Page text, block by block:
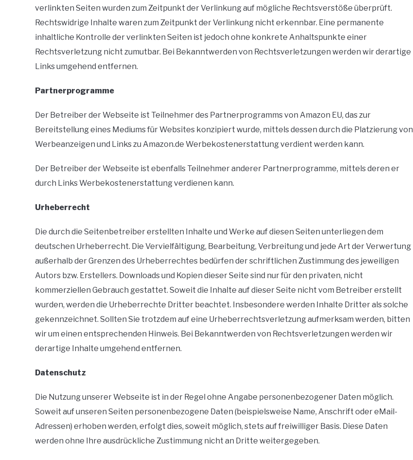
verlinkten Seiten wurden zum Zeitpunkt der Verlinkung auf mögliche Rechtsverstöße überprüft.
Rechtswidrige Inhalte waren zum Zeitpunkt der Verlinkung nicht erkennbar. Eine permanente
inhaltliche Kontrolle der verlinkten Seiten ist jedoch ohne konkrete Anhaltspunkte einer
Rechtsverletzung nicht zumutbar. Bei Bekanntwerden von Rechtsverletzungen werden wir derartige
Links umgehend entfernen.
Partnerprogramme
Der Betreiber der Webseite ist Teilnehmer des Partnerprogramms von Amazon EU, das zur
Bereitstellung eines Mediums für Websites konzipiert wurde, mittels dessen durch die Platzierung von
Werbeanzeigen und Links zu Amazon.de Werbekostenerstattung verdient werden kann.
Der Betreiber der Webseite ist ebenfalls Teilnehmer anderer Partnerprogramme, mittels deren er
durch Links Werbekostenerstattung verdienen kann.
Urheberrecht
Die durch die Seitenbetreiber erstellten Inhalte und Werke auf diesen Seiten unterliegen dem
deutschen Urheberrecht. Die Vervielfältigung, Bearbeitung, Verbreitung und jede Art der Verwertung
außerhalb der Grenzen des Urheberrechtes bedürfen der schriftlichen Zustimmung des jeweiligen
Autors bzw. Erstellers. Downloads und Kopien dieser Seite sind nur für den privaten, nicht
kommerziellen Gebrauch gestattet. Soweit die Inhalte auf dieser Seite nicht vom Betreiber erstellt
wurden, werden die Urheberrechte Dritter beachtet. Insbesondere werden Inhalte Dritter als solche
gekennzeichnet. Sollten Sie trotzdem auf eine Urheberrechtsverletzung aufmerksam werden, bitten
wir um einen entsprechenden Hinweis. Bei Bekanntwerden von Rechtsverletzungen werden wir
derartige Inhalte umgehend entfernen.
Datenschutz
Die Nutzung unserer Webseite ist in der Regel ohne Angabe personenbezogener Daten möglich.
Soweit auf unseren Seiten personenbezogene Daten (beispielsweise Name, Anschrift oder eMail-
Adressen) erhoben werden, erfolgt dies, soweit möglich, stets auf freiwilliger Basis. Diese Daten
werden ohne Ihre ausdrückliche Zustimmung nicht an Dritte weitergegeben.